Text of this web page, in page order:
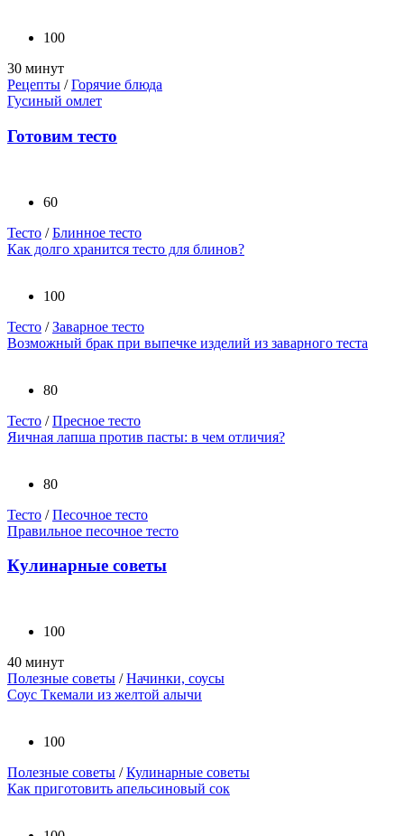
100
30 минут
Рецепты /Горячие блюда
Гусиный омлет
Готовим тесто
60
Тесто /Блинное тесто
Как долго хранится тесто для блинов?
100
Тесто /Заварное тесто
Возможный брак при выпечке изделий из заварного теста
80
Тесто /Пресное тесто
Яичная лапша против пасты: в чем отличия?
80
Тесто /Песочное тесто
Правильное песочное тесто
Кулинарные советы
100
40 минут
Полезные советы /Начинки, соусы
Соус Ткемали из желтой алычи
100
Полезные советы /Кулинарные советы
Как приготовить апельсиновый сок